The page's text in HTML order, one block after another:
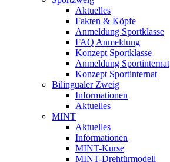
Aktuelles
Fakten & Köpfe
Anmeldung Sportklasse
FAQ Anmeldung
Konzept Sportklasse
Anmeldung Sportinternat
Konzept Sportinternat
Bilingualer Zweig
Informationen
Aktuelles
MINT
Aktuelles
Informationen
MINT-Kurse
MINT-Drehtürmodell